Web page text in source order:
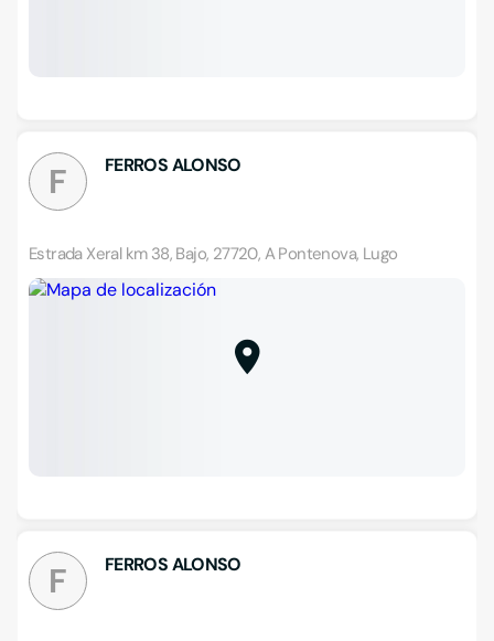
F FERROS ALONSO
Estrada Xeral km 38, Bajo, 27720, A Pontenova, Lugo
F FERROS ALONSO